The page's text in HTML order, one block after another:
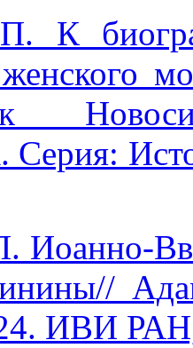
К
женского
Серия:
Иоанно-
ИВИ